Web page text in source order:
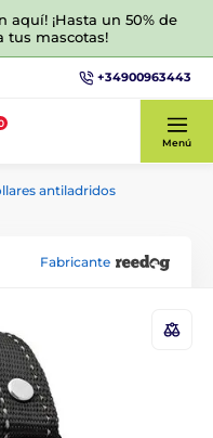
aquí! ¡Hasta un 50% de
tus mascotas!
+34900963443
Menú
antiladridos
Fabricante